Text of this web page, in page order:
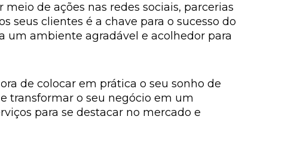
de ações nas redes sociais, parcerias
seus clientes é a chave para o sucesso do
um ambiente agradável e acolhedor para
de colocar em prática o seu sonho de
transformar o seu negócio em um
para se destacar no mercado e